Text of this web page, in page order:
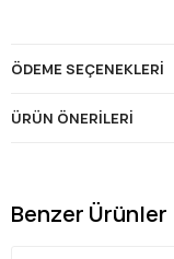
ÖDEME SEÇENEKLERI
ÜRÜN ÖNERILERI
Benzer Ürünler